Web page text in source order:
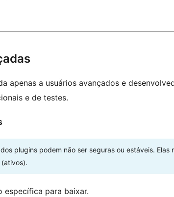
apenas a usuários avançados e
e de testes.
plugins podem não ser seguras ou estáveis. Elas
específica para baixar.